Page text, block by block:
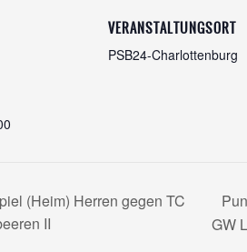
VERANSTALTUNGSORT
PSB24-Charlottenburg
(Heim) Herren gegen TC
II
GW